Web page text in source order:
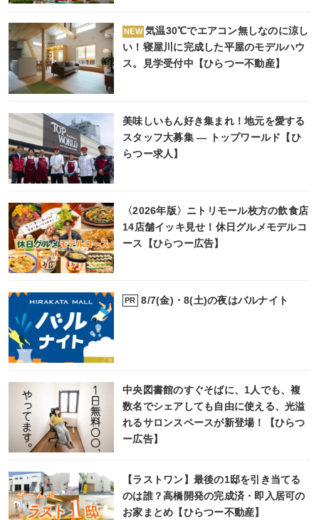
NEW 気温30℃でエアコン無しなのに涼し
い！寝屋川に完成した平屋のモデルハウ
ス。見学受付中【ひらつー不動産】
美味しいもん好き集まれ！地元を愛する
スタッフ大募集 ― トップワールド【ひ
らつー求人】
〈2026年版〉ニトリモール枚方の飲食店
14店舗イッキ見せ！休日グルメモデルコ
ース【ひらつー広告】
PR 8/7(金)・8(土)の夜はバルナイト
中央図書館のすぐそばに、1人でも、複
数名でシェアしても自由に使える、光溢
れるサロンスペースが新登場！【ひらつ
ー広告】
【ラストワン】最後の1邸を引き当てる
のは誰？高橋開発の完成済・即入居可の
お家まとめ【ひらつー不動産】